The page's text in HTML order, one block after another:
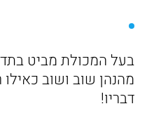
בעל המכולת מביט
מהנהן שוב ושוב
דבריו!